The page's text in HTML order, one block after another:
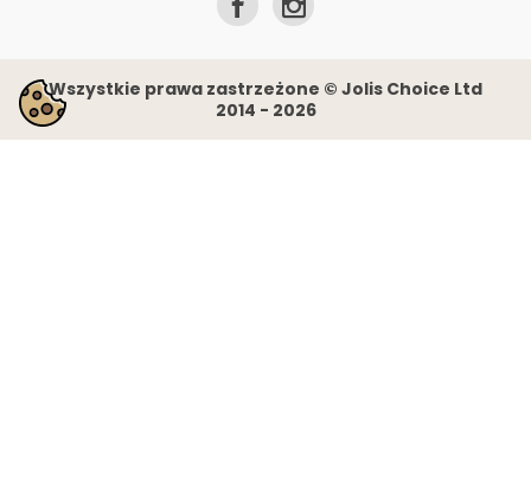
Wszystkie prawa zastrzeżone © Jolis Choice Ltd
2014 - 2026